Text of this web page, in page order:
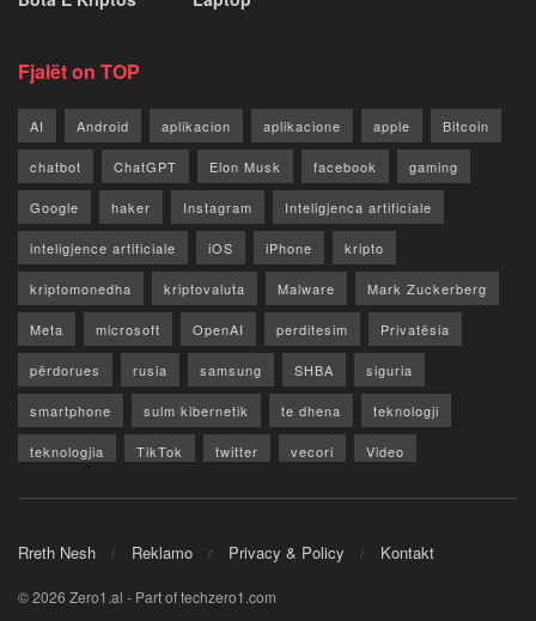
Fjalët on TOP
AI Android aplikacion aplikacione apple Bitcoin
chatbot ChatGPT Elon Musk facebook gaming
Google haker Instagram Inteligjenca artificiale
inteligjence artificiale iOS iPhone kripto
kriptomonedha kriptovaluta Malware Mark Zuckerberg
Meta microsoft OpenAI perditesim Privatësia
përdorues rusia samsung SHBA siguria
smartphone sulm kibernetik te dhena teknologji
teknologjia TikTok twitter vecori Video
Rreth Nesh Reklamo Privacy & Policy Kontakt
© 2026 Zero1.al - Part of techzero1.com